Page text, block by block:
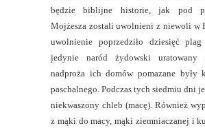
będzie biblijne historie, jak pod
Mojżesza zostali uwolnieni z niewoli w
uwolnienie poprzedziło dziesięć
jedynie naród żydowski
nadproża ich domów pomazane były
paschalnego. Podczas tych siedmiu dni
niekwaszony chleb (macę). Również
z mąki do macy, mąki ziemniaczanej i